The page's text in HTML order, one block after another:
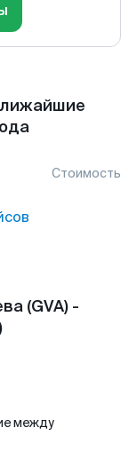
Стоимость
(GVA) -
между